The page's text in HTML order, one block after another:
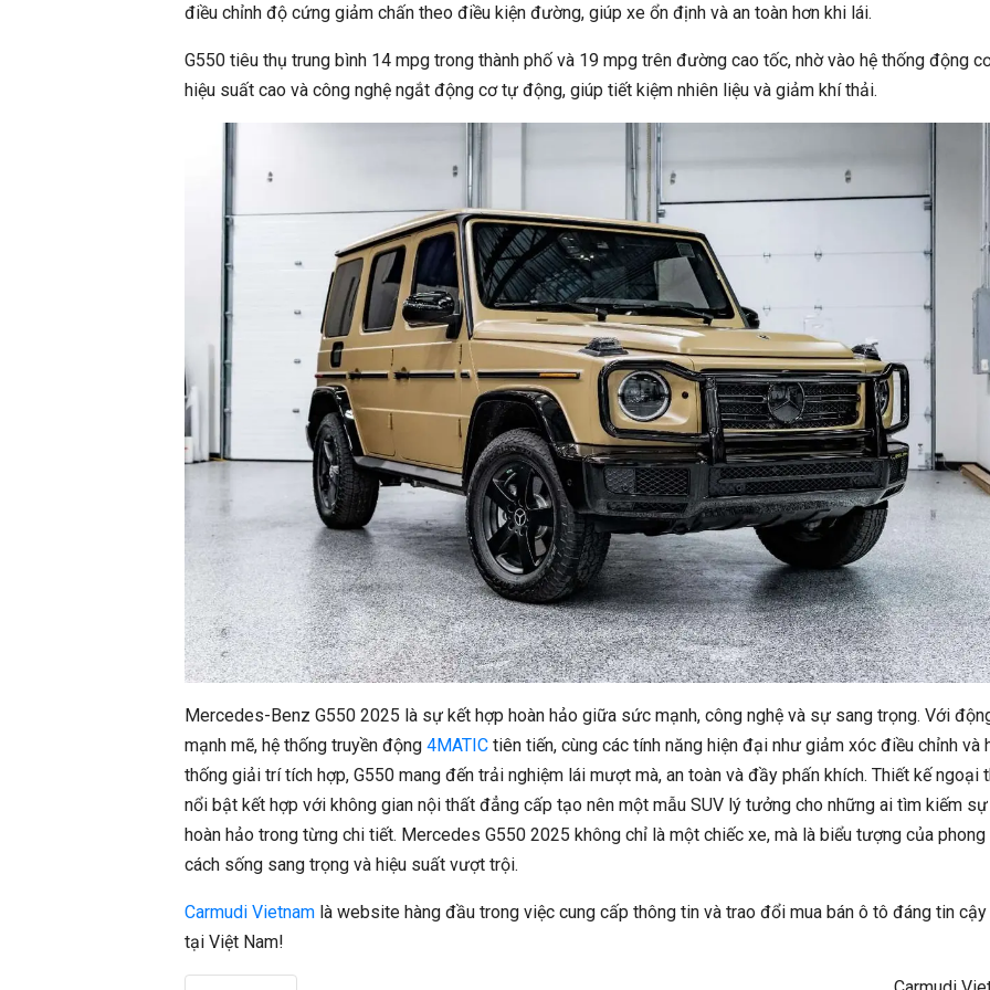
điều chỉnh độ cứng giảm chấn theo điều kiện đường, giúp xe ổn định và an toàn hơn khi lái.
G550 tiêu thụ trung bình 14 mpg trong thành phố và 19 mpg trên đường cao tốc, nhờ vào hệ thống động
hiệu suất cao và công nghệ ngắt động cơ tự động, giúp tiết kiệm nhiên liệu và giảm khí thải.
Mercedes-Benz G550 2025 là sự kết hợp hoàn hảo giữa sức mạnh, công nghệ và sự sang trọng. Với
mạnh mẽ, hệ thống truyền động 4MATIC tiên tiến, cùng các tính năng hiện đại như giảm xóc điều chỉnh và
thống giải trí tích hợp, G550 mang đến trải nghiệm lái mượt mà, an toàn và đầy phấn khích. Thiết kế ngoại
nổi bật kết hợp với không gian nội thất đẳng cấp tạo nên một mẫu SUV lý tưởng cho những ai tìm kiếm sự
hoàn hảo trong từng chi tiết. Mercedes G550 2025 không chỉ là một chiếc xe, mà là biểu tượng của phong
cách sống sang trọng và hiệu suất vượt trội.
Carmudi Vietnam là website hàng đầu trong việc cung cấp thông tin và trao đổi mua bán ô tô đáng tin
tại Việt Nam!